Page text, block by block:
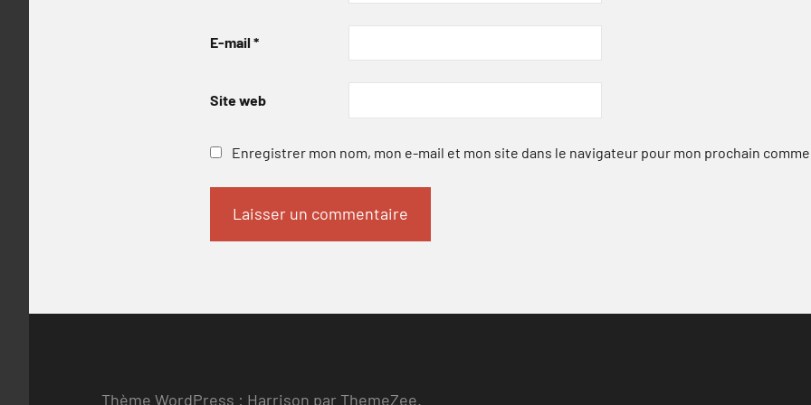
E-mail *
Site web
Enregistrer mon nom, mon e-mail et mon site dans le navigateur pour mon prochain
Thème WordPress : Harrison par ThemeZee.